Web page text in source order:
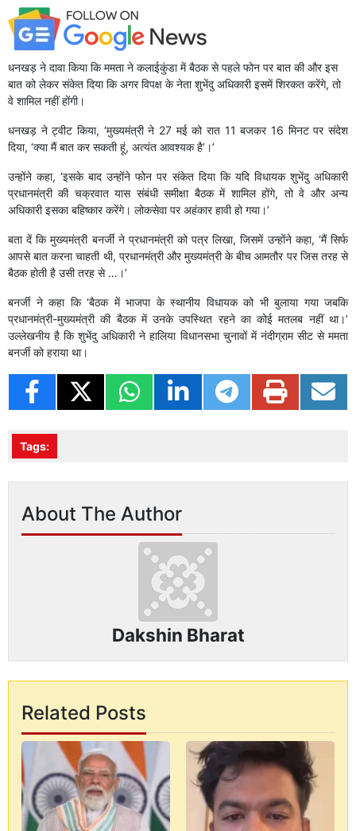
धनखड़ ने दावा किया कि ममता ने कलाईकुंडा में बैठक से पहले फोन पर बात की और इस
बात को लेकर संकेत दिया कि अगर विपक्ष के नेता शुभेंदु अधिकारी इसमें शिरकत करेंगे, तो
वे शामिल नहीं होंगी।
धनखड़ ने ट्वीट किया, ‘मुख्यमंत्री ने 27 मई को रात 11 बजकर 16 मिनट पर संदेश
दिया, ‘क्या मैं बात कर सकती हूं, अत्यंत आवश्यक है’।’
उन्होंने कहा, ‘इसके बाद उन्होंने फोन पर संकेत दिया कि यदि विधायक शुभेंदु अधिकारी
प्रधानमंत्री की चक्रवात यास संबंधी समीक्षा बैठक में शामिल होंगे, तो वे और अन्य
अधिकारी इसका बहिष्कार करेंगे। लोकसेवा पर अहंकार हावी हो गया।’
बता दें कि मुख्यमंत्री बनर्जी ने प्रधानमंत्री को पत्र लिखा, जिसमें उन्होंने कहा, ‘मैं सिर्फ
आपसे बात करना चाहती थी, प्रधानमंत्री और मुख्यमंत्री के बीच आमतौर पर जिस तरह से
बैठक होती है उसी तरह से …।’
बनर्जी ने कहा कि ‘बैठक में भाजपा के स्थानीय विधायक को भी बुलाया गया जबकि
प्रधानमंत्री-मुख्यमंत्री की बैठक में उनके उपस्थित रहने का कोई मतलब नहीं था।’
उल्लेखनीय है कि शुभेंदु अधिकारी ने हालिया विधानसभा चुनावों में नंदीग्राम सीट से ममता
बनर्जी को हराया था।
Tags:
About The Author
Dakshin Bharat
Related Posts